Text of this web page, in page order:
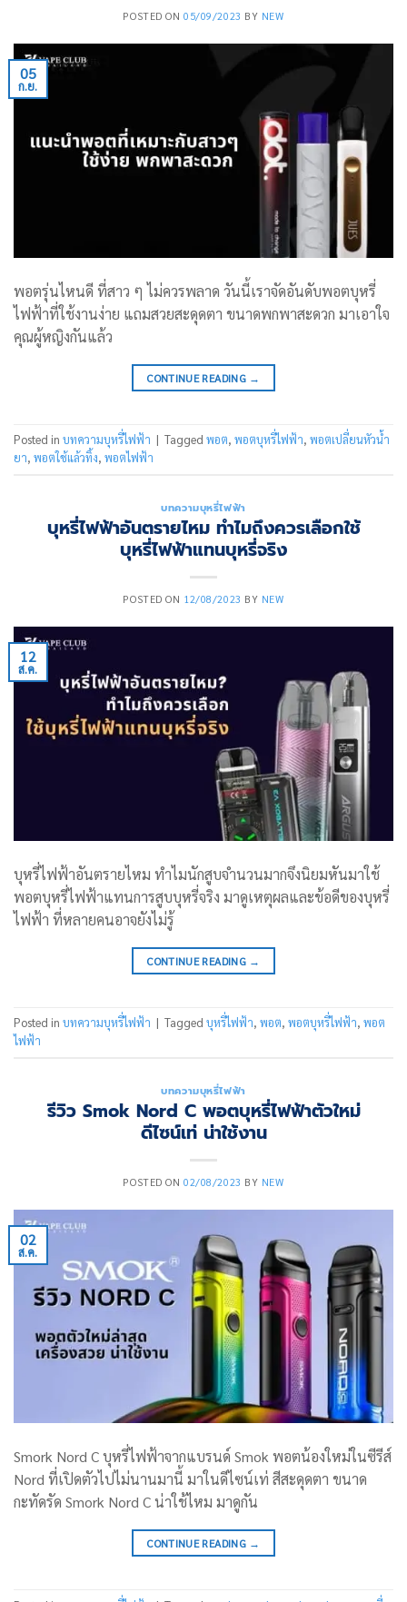
POSTED ON05/09/2023 BY NEW
05
ก.ย.
พอตรุ่นไหนดี ที่สาว ๆ ไม่ควรพลาด วันนี้เราจัดอันดับพอตบุหรี่
ไฟฟ้าที่ใช้งานง่าย แถมสวยสะดุดตา ขนาดพกพาสะดวก มาเอาใจ
คุณผู้หญิงกันแล้ว
CONTINUE READING →
Posted in บทความบุหรี่ไฟฟ้า | Tagged พอต, พอตบุหรี่ไฟฟ้า, พอตเปลี่ยนหัวน้ำ
ยา, พอตใช้แล้วทิ้ง, พอตไฟฟ้า
บทความบุหรี่ไฟฟ้า
บุหรี่ไฟฟ้าอันตรายไหม ทำไมถึงควรเลือกใช้
บุหรี่ไฟฟ้าแทนบุหรี่จริง
POSTED ON 12/08/2023 BY NEW
12
ส.ค.
บุหรี่ไฟฟ้าอันตรายไหม ทำไมนักสูบจำนวนมากจึงนิยมหันมาใช้
พอตบุหรี่ไฟฟ้าแทนการสูบบุหรี่จริง มาดูเหตุผลและข้อดีของบุหรี่
ไฟฟ้า ที่หลายคนอาจยังไม่รู้
CONTINUE READING →
Posted in บทความบุหรี่ไฟฟ้า | Tagged บุหรี่ไฟฟ้า, พอต, พอตบุหรี่ไฟฟ้า, พอต
ไฟฟ้า
บทความบุหรี่ไฟฟ้า
รีวิว Smok Nord C พอตบุหรี่ไฟฟ้าตัวใหม่
ดีไซน์เท่ น่าใช้งาน
POSTED ON02/08/2023 BY NEW
02
ส.ค.
Smork Nord C บุหรี่ไฟฟ้าจากแบรนด์ Smok พอตน้องใหม่ในซีรีส์
Nord ที่เปิดตัวไปไม่นานมานี้ มาในดีไซน์เท่ สีสะดุดตา ขนาด
กะทัดรัด Smork Nord C น่าใช้ไหม มาดูกัน
CONTINUE READING →